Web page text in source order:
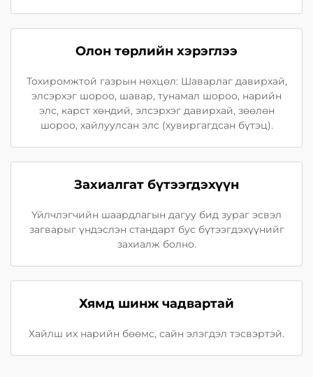
Олон төрлийн хэрэглээ
Тохиромжтой газрын нөхцөл: Шаварлаг давирхай,
элсэрхэг шороо, шавар, тунамал шороо, нарийн
элс, карст хөндий, элсэрхэг давирхай, зөөлөн
шороо, хайлуулсан элс (хувиргагдсан бүтэц).
Захиалгат бүтээгдэхүүн
Үйлчлэгчийн шаардлагын дагуу бид зураг эсвэл
загварыг үндэслэн стандарт бус бүтээгдэхүүнийг
захиалж болно.
Хямд шинж чадвартай
Хайлш их нарийн бөөмс, сайн элэгдэл тэсвэртэй.